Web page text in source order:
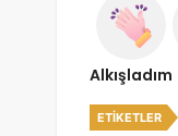
Alkışladım
ETIKETLER